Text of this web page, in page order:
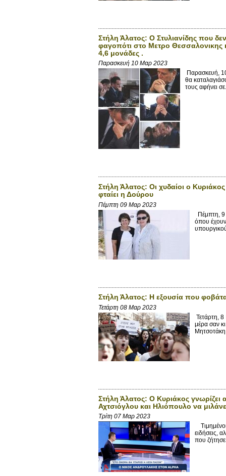
Στήλη Άλατος: Ο Στυλιανίδης που
φαγοπότι στο Μετρο Θεσσαλονικης
4,6 μονάδες .
Παρασκευή 10 Μαρ 2023
Παρασκευή,
θα
τους αφήνει
Στήλη Άλατος: Οι χυδαίοι ο
φταίει η Δούρου
Πέμπτη 09 Μαρ 2023
Πέμπτη,
όπου
Στήλη Άλατος: Η εξουσία που
Τετάρτη 08 Μαρ 2023
Τετάρτη,
μέρα σαν
Στήλη Άλατος: Ο Κυριάκος
Αχτσιόγλου και Ηλιόπουλο να
Τρίτη 07 Μαρ 2023
ειδήσεις,
που